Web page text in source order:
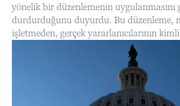
yönelik bir düzenlemenin uygulanmasını
durdurduğunu duyurdu. Bu düzenleme,
işletmeden, gerçek yararlanıcılarının